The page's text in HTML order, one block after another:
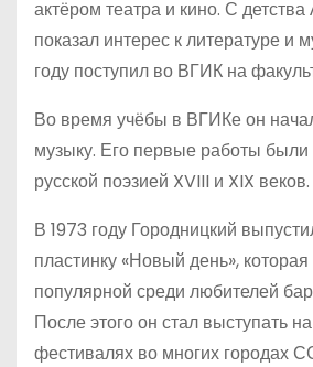
актёром театра и кино. С
показал интерес к литературе и
году поступил во ВГИК на
Во время учёбы в ВГИКе он
музыку. Его первые работы
русской поэзией XVIII и XIX веков.
В 1973 году Городницкий
пластинку «Новый день», которая
популярной среди любителей
После этого он стал выступать
фестивалях во многих городах